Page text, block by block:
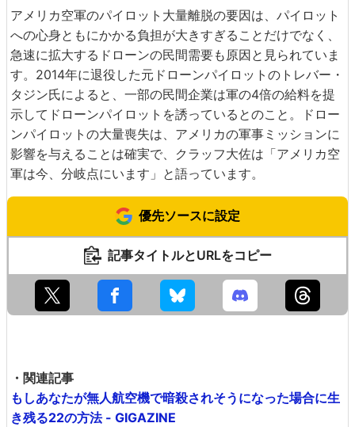
アメリカ空軍のパイロット大量離脱の要因は、パイロット
への心身ともにかかる負担が大きすぎることだけでなく、
急速に拡大するドローンの民間需要も原因と見られていま
す。2014年に退役した元ドローンパイロットのトレバー・
タジン氏によると、一部の民間企業は軍の4倍の給料を提
示してドローンパイロットを誘っているとのこと。ドロー
ンパイロットの大量喪失は、アメリカの軍事ミッションに
影響を与えることは確実で、クラッフ大佐は「アメリカ空
軍は今、分岐点にいます」と語っています。
優先ソースに設定
記事タイトルとURLをコピー
・関連記事
もしあなたが無人航空機で暗殺されそうになった場合に生
き残る22の方法 - GIGAZINE